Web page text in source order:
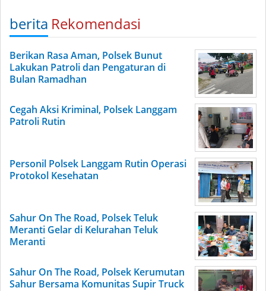
berita Rekomendasi
Berikan Rasa Aman, Polsek Bunut
Lakukan Patroli dan Pengaturan di
Bulan Ramadhan
Cegah Aksi Kriminal, Polsek Langgam
Patroli Rutin
Personil Polsek Langgam Rutin Operasi
Protokol Kesehatan
Sahur On The Road, Polsek Teluk
Meranti Gelar di Kelurahan Teluk
Meranti
Sahur On The Road, Polsek Kerumutan
Sahur Bersama Komunitas Supir Truck